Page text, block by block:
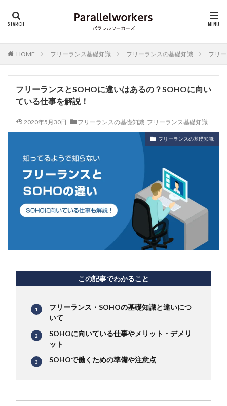
HOME フリーランス基礎知識 フリーランスの基礎知識 フリ
フリーランスとSOHOに違いはあるの？SOHOに向い
ている仕事を解説！
2020年5月30日 フリーランスの基礎知識, フリーランス基礎知識
フリーランスの基礎知識
この記事でわかること
フリーランス・SOHOの基礎知識と違いにつ
いて
SOHOに向いている仕事やメリット・デメリ
ット
SOHOで働くための準備や注意点